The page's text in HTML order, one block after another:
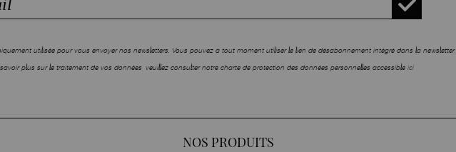
utilisée pour vous envoyer nos newsletters. Vous pouvez à tout moment utiliser le lien de désabonnement intégré dans la newsletter.
plus sur le traitement de vos données, veuillez consulter notre charte de protection des données personnelles accessibleici
NOS PRODUITS